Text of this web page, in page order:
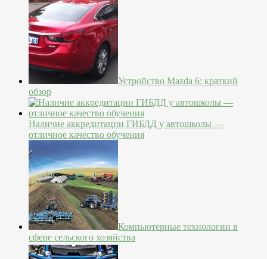
Устройство Mazda 6: краткий
обзор
Наличие аккредитации ГИБДД у автошколы —
отличное качество обучения
Компьютерные технологии в
сфере сельского хозяйства